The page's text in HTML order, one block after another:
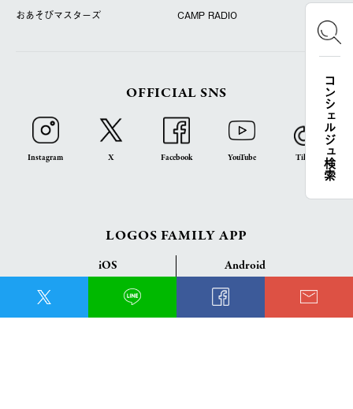
コンシェルジュ検索
おあそびマスターズ
CAMP RADIO
OFFICIAL SNS
Instagram X Facebook YouTube TikTok
LOGOS FAMILY APP
iOS Android